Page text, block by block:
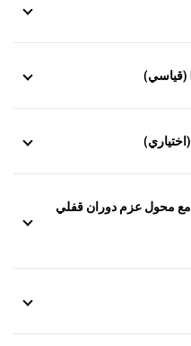
ناقل الحركة - ناقل حركة AUTO-SHIFT مع محول عزم دوران قفلي